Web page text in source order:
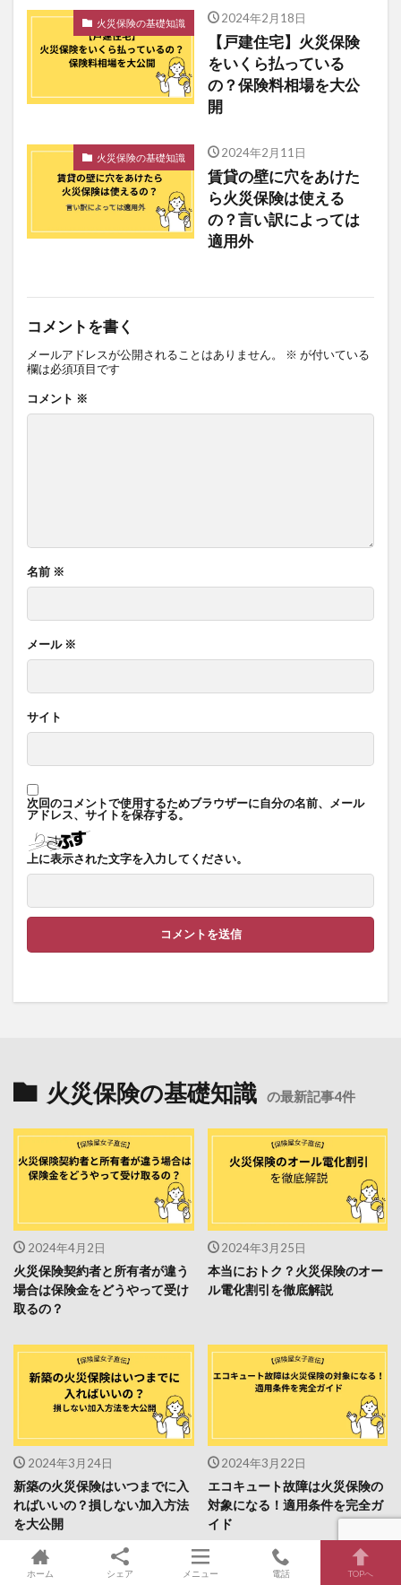
火災保険の基礎知識 2024年2月18日
【戸建住宅】火災保険
をいくら払っている
の？保険料相場を大公
開
火災保険の基礎知識 2024年2月11日
賃貸の壁に穴をあけた
ら火災保険は使える
の？言い訳によっては
適用外
コメントを書く
メールアドレスが公開されることはありません。 ※ が付いている
欄は必須項目です
コメント ※
名前 ※
メール ※
サイト
次回のコメントで使用するためブラウザーに自分の名前、メール
アドレス、サイトを保存する。
上に表示された文字を入力してください。
火災保険の基礎知識 の最新記事4件
2024年4月2日
火災保険契約者と所有者が違う
場合は保険金をどうやって受け
取るの？
2024年3月25日
本当におトク？火災保険のオー
ル電化割引を徹底解説
2024年3月24日
新築の火災保険はいつまでに入
ればいいの？損しない加入方法
を大公開
2024年3月22日
エコキュート故障は火災保険の
対象になる！適用条件を完全ガ
イド
ホーム シェア メニュー 電話 TOPへ